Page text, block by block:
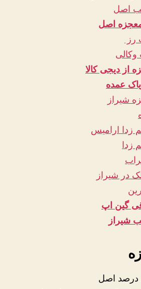
اصل
اصل
رز
وکالی
از دیجی کالا
عمده
شیراز
زدا ارامیس
زدا
در شیراز
گین اپ
شیراز
درصد اصل